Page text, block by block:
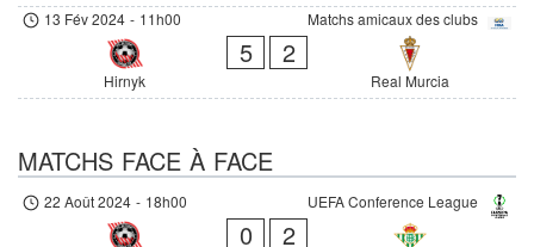
Matchs amicaux des clubs
13 Fév 2024 - 11h00
Hirnyk
5 2
Real Murcia
MATCHS FACE À FACE
UEFA Conference League
22 Août 2024 - 18h00
0 2